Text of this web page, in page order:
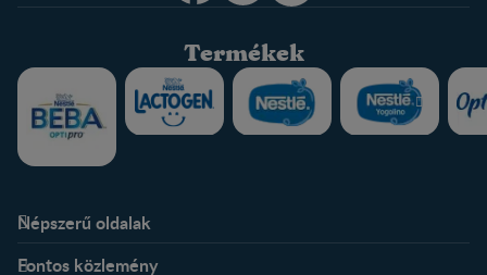
Termékek
Népszerű oldalak
Fontos közlemény